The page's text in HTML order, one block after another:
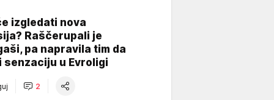
izgledati nova
Raščerupali je
pa napravila tim da
senzaciju u Evroligi
2